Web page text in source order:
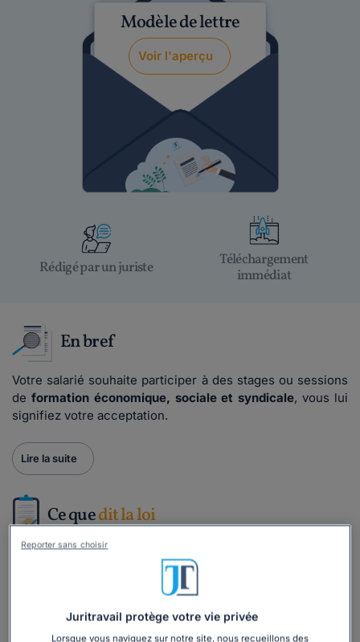
Modèle de lettre
Voir l'aperçu
Rédigé par un juriste
Téléchargement
immédiat
En bref
Votre salarié souhaite participer à des stages ou sessions
de formation économique, sociale et syndicale, vous lui
signifiez votre acceptation.
Lire la suite
Ce quedit la loi
Le congé de formation économique, sociale et syndicale
est prévu par les articles L2145-5 et suivants du Code du
travail. Il est ouvert à tous les salariés. C'est au salarié de
vous en faire la demande au moins 30 jours à l'avance, en
précisant la date, la durée du congé demandé et le nom de
Juritravail protège votre vie privée
Lorsque vous naviguez sur notre site, nous recueillons des
Reporter sans choisir